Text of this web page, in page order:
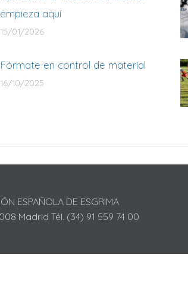
empieza aquí
15/01/2026
Fórmate en control de material
16/10/2025
ESPAÑOLA DE ESGRIMA
Madrid Tél. (34) 91 559 74 00